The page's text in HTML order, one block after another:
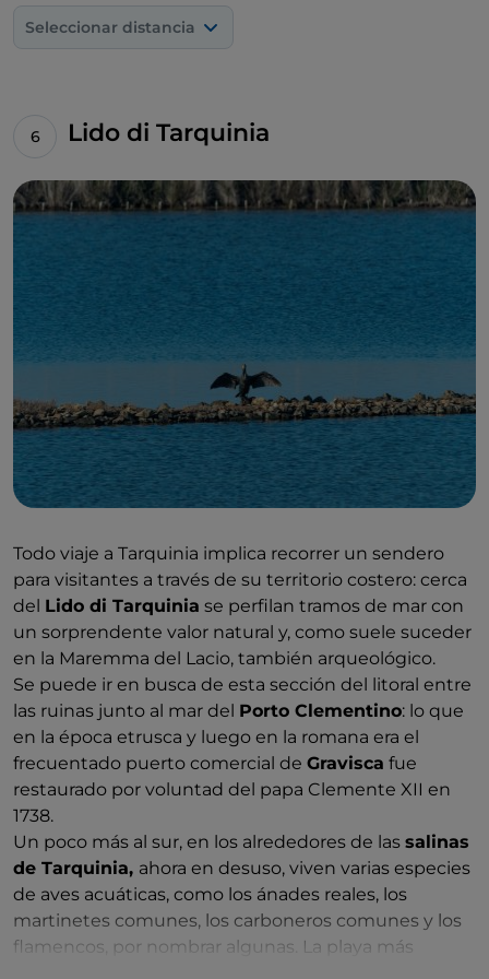
Monterozzi. Entre las salas del
cerámicas, las ánforas y otros objetos de uso diario. La
mayor obra maestra del museo y símbolo de toda la
representa dos caballos alados , una escultura con
Regina.
Acercándose temporalmente a la época
contemporánea, entre las antiguas murallas y las
empinadas callejuelas medievales, el paseo por el
centro de Tarquinia deberá incluir la visita de la
Piazza Matteotti, elDuomoy las iglesias deS.
FrancescoyS. Maria in Castello
: esta última se
considera el monumento románico más importante
de la ciudad
Seleccionar distancia
Lido di Tarquinia
Todo viaje a Tarquinia implica recorrer un sendero
para visitantes a través de su territorio costero: cerca
del Lido di Tarquinia se perfilan tramos de mar con
un sorprendente valor natural y, como suele suceder
en la Maremma del Lacio, también arqueológico.
Se puede ir en busca de esta sección del litoral entre
las ruinas junto al mar del Porto Clementino: lo que
en la época etrusca y luego en la romana era el
frecuentado puerto comercial de Gravisca fue
restaurado por voluntad del papa Clemente XII en
1738.
Un poco más al sur, en los alrededores de las salinas
de Tarquinia, ahora en desuso, viven varias especies
de aves acuáticas, como los ánades reales, los
martinetes comunes, los carboneros comunes y los
flamencos, por nombrar algunas. La playa más